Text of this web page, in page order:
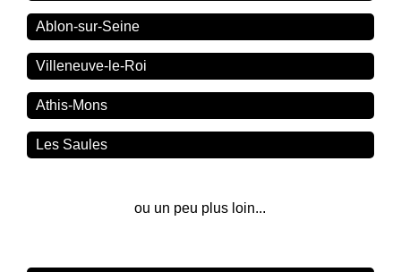
Ablon-sur-Seine
Villeneuve-le-Roi
Athis-Mons
Les Saules
ou un peu plus loin...